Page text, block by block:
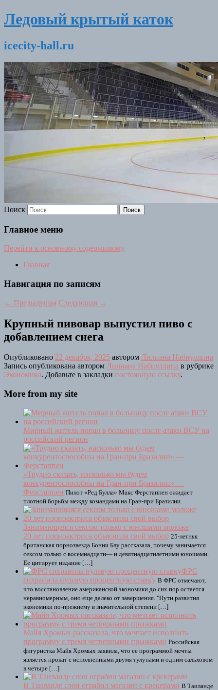
Ледовый крытый каток
icecity-hall.ru
Поиск
Главное меню
Перейти к основному содержимому
Главная
Навигация по записям
← Предыдущая Следующая →
Крупный пивовар выпустил пиво с
добавлением снега
Опубликовано 22 декабря, 2025 автором Лилиана Набиуллина
Запись опубликована автором Лилиана Набиуллина в рубрике
Экономика. Добавьте в закладки постоянную ссылку.
More from my site
Мирный житель попал в больницу после атаки ВСУ на
российский регион
«Трудно сказать, насколько мы будем
конкурентоспособны на Гран-при Бразилии» —
Ферстаппен Пилот «Ред Булла» Макс Ферстаппен ожидает
плотной борьбы между командами на Гран-при Бразилии.
Занимающаяся сексом только с юношами моложе
20 лет порноактриса объяснила свой выбор 25-летняя
британская порнозвезда Бонни Блу рассказала, почему занимается
сексом только с восемнадцати— и девятнадцатилетними юношами.
Ее цитирует издание […]
ФРС
сохранила нулевую процентную ставку В ФРС отмечают,
что восстановление американской экономики до сих пор остается
неравномерным, оно еще далеко от завершения. "Пути развития
экономики по-прежнему в значительной степени […]
Майя Хромых рассказала, что мечтает исполнить
программу с тремя четверными прыжками Российская
фигуристка Майя Хромых заявила, что ее программой мечты
является прокат с исполненными двумя тулупами и одним сальховом
в четыре […]
В Таиланде слон ограбил магазин с крекерами В Таиланде